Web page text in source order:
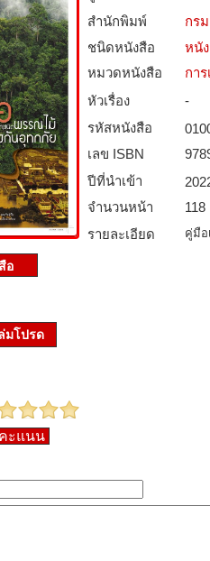
สำนักพิมพ์
กร
ชนิดหนังสือ­
หนั
หมวดหนังสือ­
กา
หัวเรื่อง
-
รหัสหนังสือ­
เลข ISBN
ปีที่นำเข้า
จำนวนหน้า
118
รายละเอียด
คู่มือ
มโปรด
ะแนน